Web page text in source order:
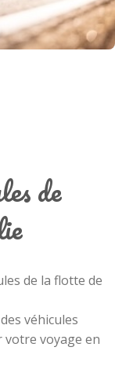
de
de la flotte de
véhicules
voyage en